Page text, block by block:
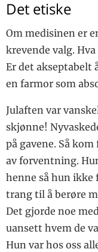
Det etiske
Om medisinen er
krevende valg.
Er det akseptabelt
en farmor som
Julaften var
skjønne!
på gavene. Så
av forventning.
henne så hun ikke
trang til å berøre
Det gjorde noe
uansett hvem de
Hun var hos oss